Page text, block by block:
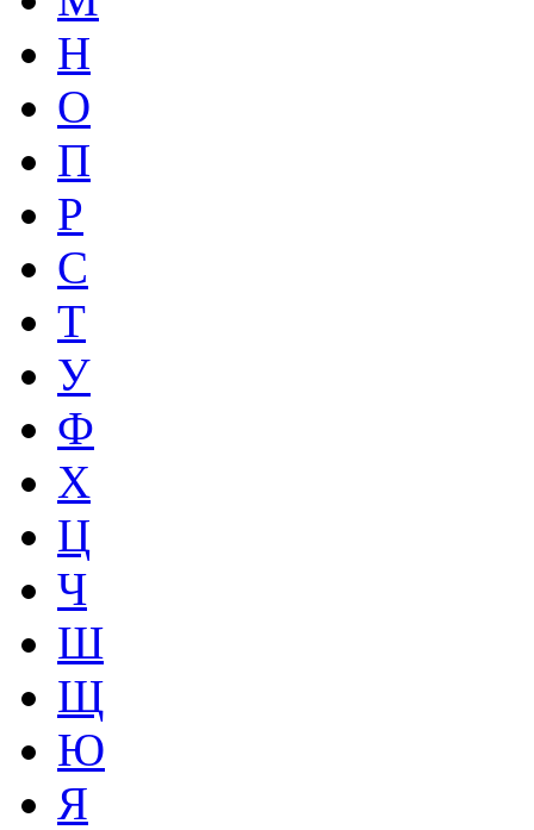
Н
О
П
Р
С
Т
У
Ф
Х
Ц
Ч
Ш
Щ
Ю
Я